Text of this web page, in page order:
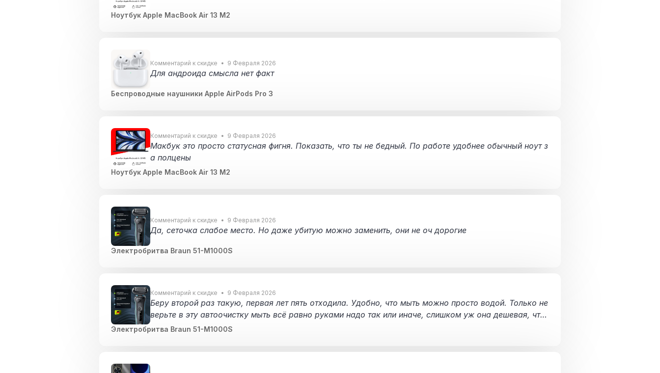
Ноутбук Apple MacBook Air 13 M2
Комментарий к скидке 9 Февраля 2026
Для андроида смысла нет факт
Беспроводные наушники Apple AirPods Pro 3
Комментарий к скидке 9 Февраля 2026
Макбук это просто статусная фигня. Показать, что ты не бедный. По работе удобнее обычный ноут з
а полцены
Ноутбук Apple MacBook Air 13 M2
Комментарий к скидке 9 Февраля 2026
Да, сеточка слабое место. Но даже убитую можно заменить, они не оч дорогие
Электробритва Braun 51-M1000S
Комментарий к скидке 9 Февраля 2026
Беру второй раз такую, первая лет пять отходила. Удобно, что мыть можно просто водой. Только не
верьте в эту автоочистку мыть всё равно руками надо так или иначе, слишком уж она дешевая, что
бы прямо самоочистка была
Электробритва Braun 51-M1000S